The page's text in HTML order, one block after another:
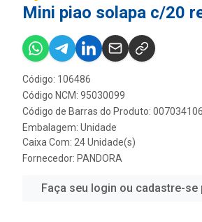
Mini piao solapa c/20
Código: 106486
Código NCM: 95030099
Código de Barras do Produto:
Embalagem: Unidade
Caixa Com: 24 Unidade(s)
Fornecedor: PANDORA
Faça seu login ou cadastre-se